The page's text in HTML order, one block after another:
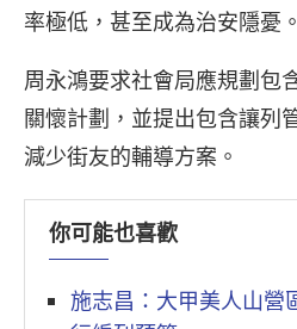
率極低，甚至成為治安隱憂。
周永鴻要求社會局應規劃包
關懷計劃，並提出包含讓列
減少街友的輔導方案。
你可能也喜歡
施志昌：大甲美人山營